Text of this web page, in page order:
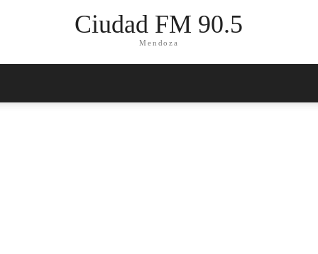
Ciudad FM 90.5
Mendoza